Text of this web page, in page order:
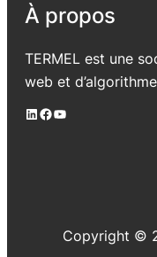
À propos
TERMEL est une
web et
LinkedIn Facebook YouTube
Copyright ©